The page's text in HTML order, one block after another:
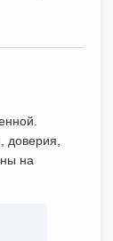
доверия,
на